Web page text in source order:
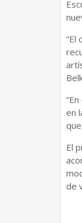
“El
en
El
de